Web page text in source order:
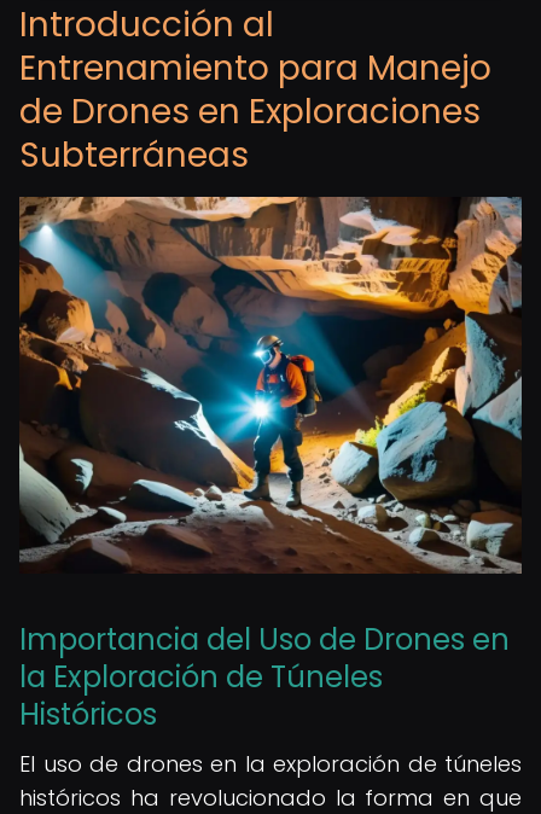
Introducción al
Entrenamiento para Manejo
de Drones en Exploraciones
Subterráneas
Importancia del Uso de Drones en
la Exploración de Túneles
Históricos
El uso de drones en la exploración de túneles
históricos ha revolucionado la forma en que